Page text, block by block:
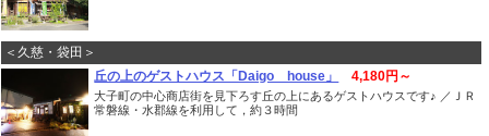
＜久慈・袋田＞
丘の上のゲストハウス「Daigo house」
4,180円～
大子町の中心商店街を見下ろす丘の上にあるゲストハウスです♪ ／ＪＲ
常磐線・水郡線を利用して，約３時間